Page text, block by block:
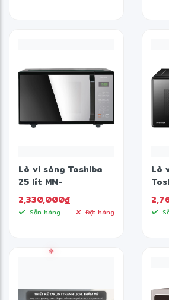
Lò vi sóng Toshiba
25 lít MM-
EM25PE(BM)
2,330,000đ
Sẵn hàng Đặt hàng
Lò